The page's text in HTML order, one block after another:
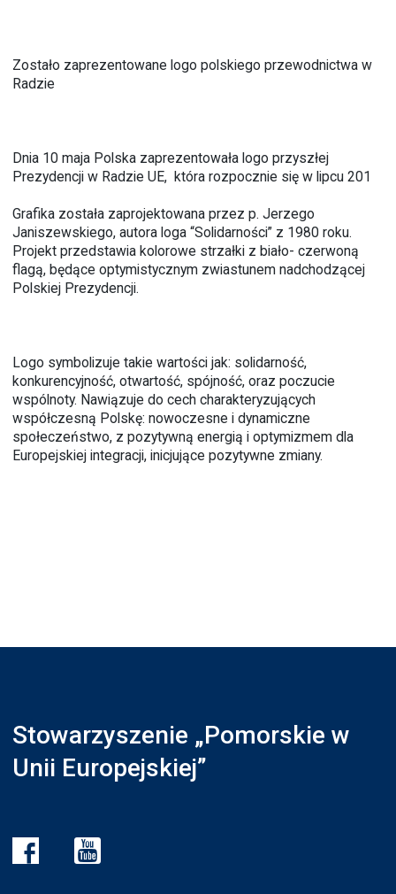
Zostało zaprezentowane logo polskiego przewodnictwa w
Radzie
Dnia 10 maja Polska zaprezentowała logo przyszłej
Prezydencji w Radzie UE, która rozpocznie się w lipcu 201
Grafika została zaprojektowana przez p. Jerzego
Janiszewskiego, autora loga “Solidarności” z 1980 roku.
Projekt przedstawia kolorowe strzałki z biało- czerwoną
flagą, będące optymistycznym zwiastunem nadchodzącej
Polskiej Prezydencji.
Logo symbolizuje takie wartości jak: solidarność,
konkurencyjność, otwartość, spójność, oraz poczucie
wspólnoty. Nawiązuje do cech charakteryzujących
współczesną Polskę: nowoczesne i dynamiczne
społeczeństwo, z pozytywną energią i optymizmem dla
Europejskiej integracji, inicjujące pozytywne zmiany.
Stowarzyszenie „Pomorskie w
Unii Europejskiej”